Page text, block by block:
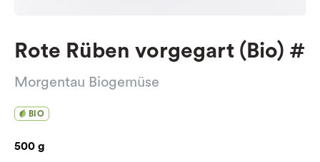
Rote Rüben vorgegart (Bio) #
Morgentau Biogemüse
BIO
500 g